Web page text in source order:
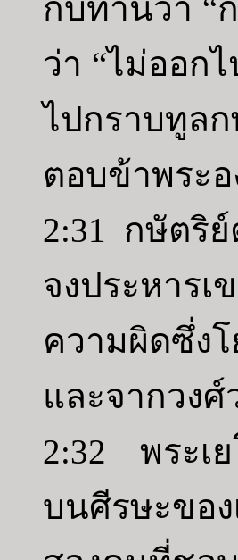
กับท่านว่า “
ว่า “ไม่ออก
ไปกราบทูล
ตอบข้าพระอ
2:31 กษัตริ
จงประหารเ
ความผิดซึ่ง
และจากวงศ์
2:32 พระเ
บนศีรษะของ